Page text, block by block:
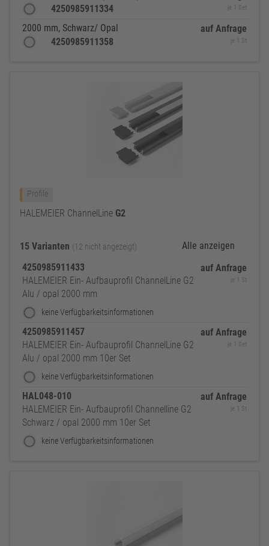
4250985911334
je 1 Set
2000 mm, Schwarz/ Opal
4250985911358
auf Anfrage
je 1 St
Profile
HALEMEIER ChannelLine G2
15 Varianten (12 nicht angezeigt)
Alle anzeigen
4250985911433
HALEMEIER Ein- Aufbauprofil ChannelLine G2
Alu / opal 2000 mm
keine Verfügbarkeitsinformationen
auf Anfrage
je 1 St
4250985911457
HALEMEIER Ein- Aufbauprofil ChannelLine G2
Alu / opal 2000 mm 10er Set
keine Verfügbarkeitsinformationen
auf Anfrage
je 1 Set
HAL048-010
HALEMEIER Ein- Aufbauprofil Channelline G2
Schwarz / opal 2000 mm 10er Set
keine Verfügbarkeitsinformationen
auf Anfrage
je 1 St